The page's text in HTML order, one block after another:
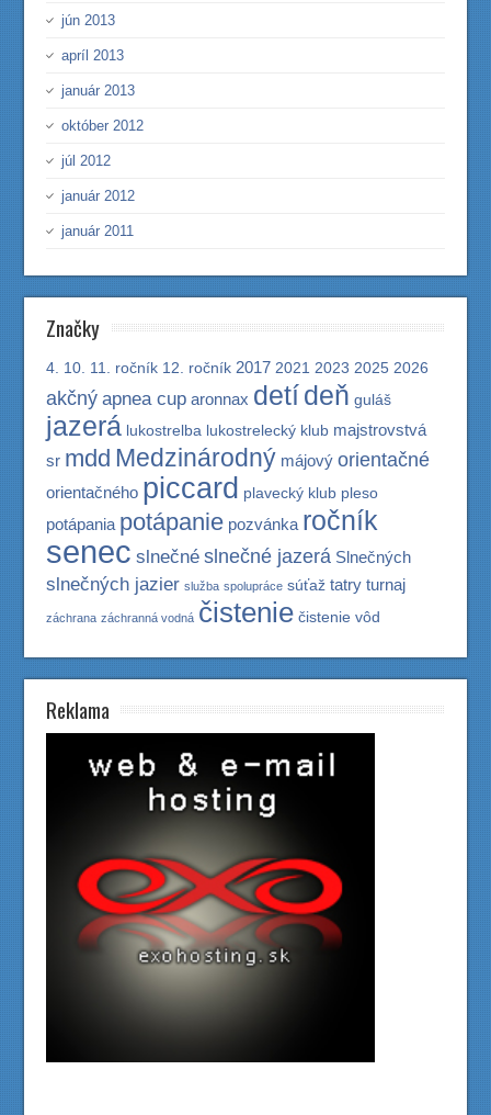
jún 2013
apríl 2013
január 2013
október 2012
júl 2012
január 2012
január 2011
Značky
4. 10. 11. ročník 12. ročník 2017 2021 2023 2025 2026
akčný apnea cup aronnax detídeň guláš
jazerá lukostrelba lukostrelecký klub majstrovstvá
sr mdd Medzinárodný májový orientačné
orientačného piccard plavecký klub pleso
potápania potápanie pozvánka ročník
senec slnečné slnečné jazerá Slnečných
slnečných jazier služba spolupráce súťaž tatry turnaj
záchrana záchranná vodná čistenie čistenie vôd
Reklama